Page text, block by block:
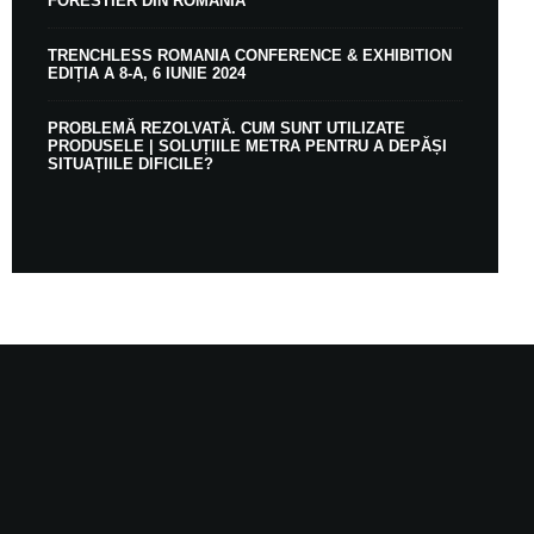
TRENCHLESS ROMANIA CONFERENCE & EXHIBITION
EDIȚIA A 8-A, 6 IUNIE 2024
PROBLEMĂ REZOLVATĂ. CUM SUNT UTILIZATE
PRODUSELE | SOLUȚIILE METRA PENTRU A DEPĂȘI
SITUAȚIILE DIFICILE?